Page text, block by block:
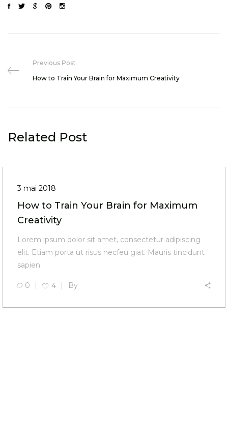
Previous Post
How to Train Your Brain for Maximum Creativity
Related Post
3 mai 2018
How to Train Your Brain for Maximum
Creativity
Lorem ipsum dolor sit amet, consectetur adipiscing
elit. Etiam porta ut risus necfeu giat. Mauris tincidunt
sapien
0 4 By